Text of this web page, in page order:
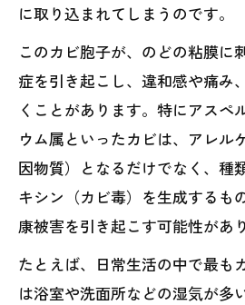
に取り込まれてしまうのです。
このカビ胞子が、のどの粘膜に
症を引き起こし、違和感や痛み
くことがあります。特にアスペ
ウム属といったカビは、アレル
因物質）となるだけでなく、種
キシン（カビ毒）を生成するも
康被害を引き起こす可能性があ
たとえば、日常生活の中で最も
は浴室や洗面所などの湿気が多